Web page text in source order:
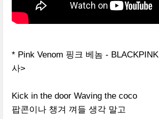
* Pink Venom 핑크 베놈 - BLACKPINK
사>
Kick in the door Waving the coco
팝콘이나 챙겨 껴들 생각 말고